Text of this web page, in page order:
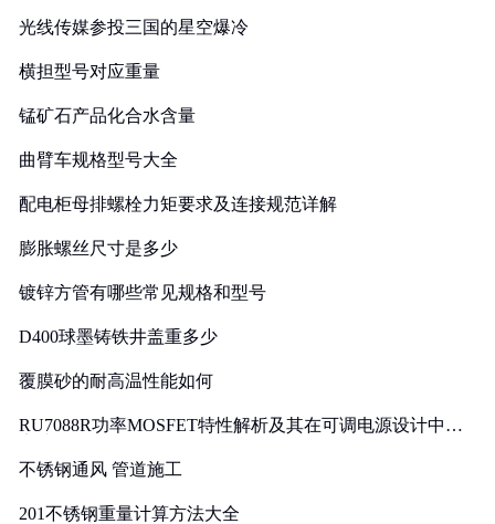
光线传媒参投三国的星空爆冷
横担型号对应重量
锰矿石产品化合水含量
曲臂车规格型号大全
配电柜母排螺栓力矩要求及连接规范详解
膨胀螺丝尺寸是多少
镀锌方管有哪些常见规格和型号
D400球墨铸铁井盖重多少
覆膜砂的耐高温性能如何
RU7088R功率MOSFET特性解析及其在可调电源设计中的
不锈钢通风 管道施工
201不锈钢重量计算方法大全